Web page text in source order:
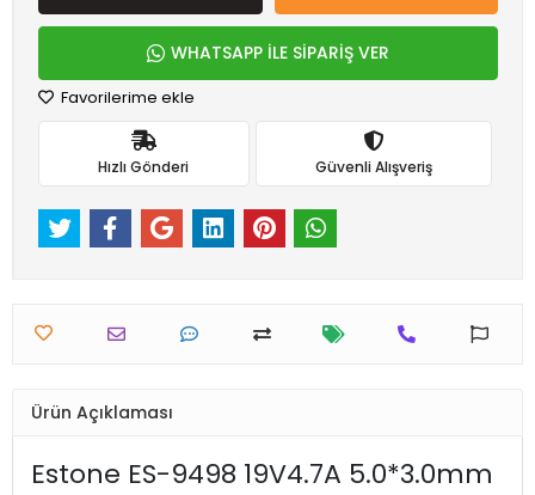
WHATSAPP İLE SİPARİŞ VER
Favorilerime ekle
Hızlı Gönderi Güvenli Alışveriş
Ürün Açıklaması
Estone ES-9498 19V4.7A 5.0*3.0mm